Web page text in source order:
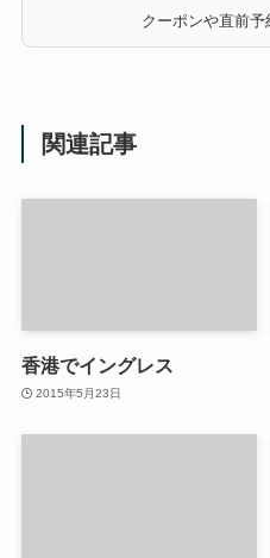
クーポンや直前
関連記事
香港でイングレス
2015年5月23日